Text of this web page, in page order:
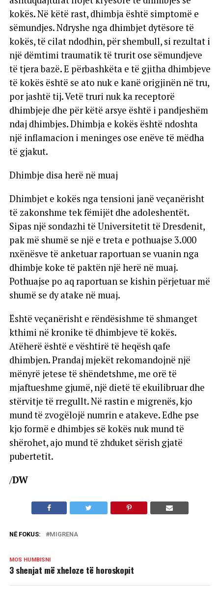
kokës. Në këtë rast, dhimbja është simptomë e
sëmundjes. Ndryshe nga dhimbjet dytësore të
kokës, të cilat ndodhin, për shembull, si rezultat i
një dëmtimi traumatik të trurit ose sëmundjeve
të tjera bazë. E përbashkëta e të gjitha dhimbjeve
të kokës është se ato nuk e kanë origjinën në tru,
por jashtë tij. Vetë truri nuk ka receptorë
dhimbjeje dhe për këtë arsye është i pandjeshëm
ndaj dhimbjes. Dhimbja e kokës është ndoshta
një inflamacion i meninges ose enëve të mëdha
të gjakut.
Dhimbje disa herë në muaj
Dhimbjet e kokës nga tensioni janë veçanërisht
të zakonshme tek fëmijët dhe adoleshentët.
Sipas një sondazhi të Universitetit të Dresdenit,
pak më shumë se një e treta e pothuajse 3.000
nxënësve të anketuar raportuan se vuanin nga
dhimbje koke të paktën një herë në muaj.
Pothuajse po aq raportuan se kishin përjetuar më
shumë se dy atake në muaj.
Është veçanërisht e rëndësishme të shmanget
kthimi në kronike të dhimbjeve të kokës.
Atëherë është e vështirë të heqësh qafe
dhimbjen. Prandaj mjekët rekomandojnë një
mënyrë jetese të shëndetshme, me orë të
mjaftueshme gjumë, një dietë të ekuilibruar dhe
stërvitje të rregullt. Në rastin e migrenës, kjo
mund të zvogëlojë numrin e atakeve. Edhe pse
kjo formë e dhimbjes së kokës nuk mund të
shërohet, ajo mund të zhduket sërish gjatë
pubertetit.
/DW
NË FOKUS: MIGRENA
MOS HUMBISNI
3 shenjat më xheloze të horoskopit